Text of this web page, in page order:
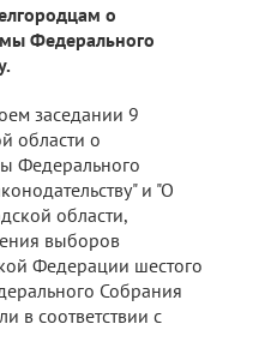
о
Федерального
заседании 9
области о
Федерального
и "О
области,
выборов
Федерации шестого
Собрания
в соответствии с